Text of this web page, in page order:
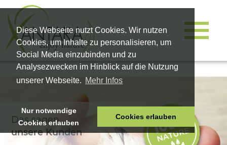
Diese Webseite nutzt Cookies. Wir nutzen
Cookies, um Inhalte zu personalisieren, um
Social Media einzubinden und zu
Analysezwecken im Hinblick auf die Nutzung
unserer Webseite. Mehr Infos
Nur notwendige
Cookies erlauben
Cookies erlauben
HOME
TIERNAHRUNG
Das sagen
unsere Kunden